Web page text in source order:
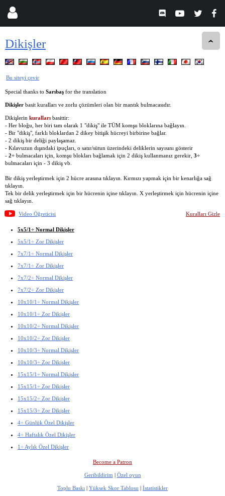
Dikişler
Bu siteyi çevir
Special thanks to Sarıbaş for the translation
Dikişler basit kuralları ve zorlu çözümleri olan bir mantık bulmacasıdır.
Dikişlerin kuralları basittir:
- Her bloğu, her biri tam olarak 1 "dikiş" ile TÜM komşu bloklarına bağlayın.
- Bir "dikiş", farklı bloklardan 2 dikey bitişik hücreyi birbirine bağlar.
- 2 dikiş bir deliği paylaşamaz.
- Kılavuzun dışındaki ipuçları, o satır/sütun üzerindeki deliklerin sayısını gösterir
- 2÷ bulmacaları için, komşu blokları bağlamak için 2 dikiş kullanmanız gerekir, 3÷
bulmacaları için - 3 dikiş vb.
Bir dikiş yerleştirmek için 2 hücre arasına tıklayın. Kırmızı yapmak için bir kenarlığa sağ
tıklayın.
Tek bir delik yerleştirmek için bir hücrenin içine tıklayın. X yerleştirmek için hücrenin içine
sağ tıklayın.
Video Öğreticisi Kuralları Gizle
5x5/1÷ Normal Dikişler
5x5/1÷ Zor Dikişler
7x7/1÷ Normal Dikişler
7x7/1÷ Zor Dikişler
7x7/2÷ Normal Dikişler
7x7/2÷ Zor Dikişler
10x10/1÷ Normal Dikişler
10x10/1÷ Zor Dikişler
10x10/2÷ Normal Dikişler
10x10/2÷ Zor Dikişler
10x10/3÷ Normal Dikişler
10x10/3÷ Zor Dikişler
15x15/1÷ Normal Dikişler
15x15/1÷ Zor Dikişler
15x15/2÷ Zor Dikişler
15x15/3÷ Zor Dikişler
4÷ Günlük Özel Dikişler
4÷ Haftalık Özel Dikişler
1÷ Aylık Özel Dikişler
Become a Patron
Geribildirim | Özel oyun
Toplu Baskı | Yüksek Skor Tablosu | İstatistikler